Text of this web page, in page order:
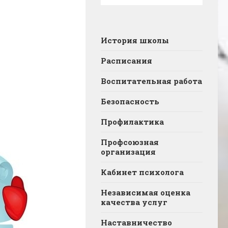
История школы
Расписания
Воспитательная работа
Безопасность
Профилактика
Профсоюзная
организация
Кабинет психолога
Независимая оценка
качества услуг
Наставничество